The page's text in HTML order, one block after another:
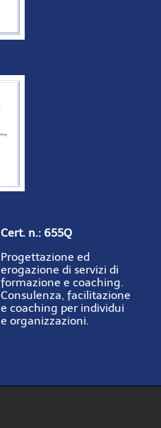
Cert. n.: 655Q
Progettazione ed
erogazione di servizi di
formazione e coaching.
Consulenza, facilitazione
e coaching per individui
e organizzazioni.